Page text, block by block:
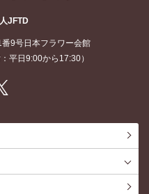
JFTD
9号日本フラワー会館
：平日9:00から17:30）